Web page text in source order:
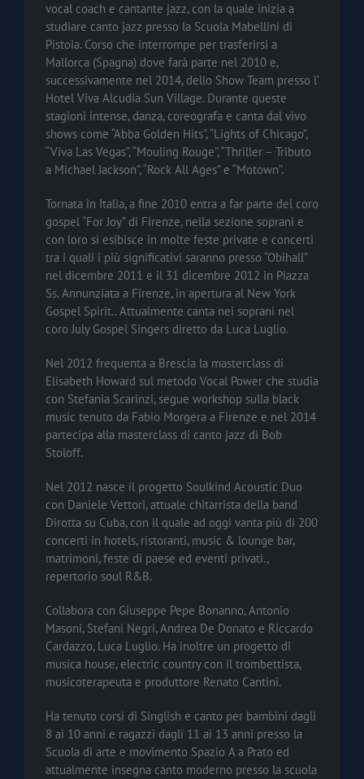
vocal coach e cantante jazz, con la quale inizia a
studiare canto jazz presso la Scuola Mabellini di
Pistoia. Corso che interrompe per trasferirsi a
Mallorca (Spagna) dove farà parte nel 2010 e,
successivamente nel 2014, dello Show Team presso l’
Hotel Viva Alcudia Sun Village. Durante queste
stagioni intense, danza, coreografa e canta dal vivo
shows come “Abba Golden Hits”, “Lights of Chicago”,
“Viva Las Vegas”, “Mouling Rouge”, “Thriller – Tributo
a Michael Jackson”, “Rock All Ages” e “Motown”.
Tornata in Italia, a fine 2010 entra a far parte del coro
gospel “For Joy” di Firenze, nella sezione soprani e
con loro si esibisce in molte feste private e concerti
tra i quali i più significativi saranno presso “Obihall”
nel dicembre 2011 e il 31 dicembre 2012 in Piazza
Ss. Annunziata a Firenze, in apertura al New York
Gospel Spirit.. Attualmente canta nei soprani nel
coro July Gospel Singers diretto da Luca Luglio.
Nel 2012 frequenta a Brescia la masterclass di
Elisabeth Howard sul metodo Vocal Power che studia
con Stefania Scarinzi, segue workshop sulla black
music tenuto da Fabio Morgera a Firenze e nel 2014
partecipa alla masterclass di canto jazz di Bob
Stoloff.
Nel 2012 nasce il progetto Soulkind Acoustic Duo
con Daniele Vettori, attuale chitarrista della band
Dirotta su Cuba, con il quale ad oggi vanta più di 200
concerti in hotels, ristoranti, music & lounge bar,
matrimoni, feste di paese ed eventi privati.,
repertorio soul R&B.
Collabora con Giuseppe Pepe Bonanno, Antonio
Masoni, Stefani Negri, Andrea De Donato e Riccardo
Cardazzo, Luca Luglio. Ha inoltre un progetto di
musica house, electric country con il trombettista,
musicoterapeuta e produttore Renato Cantini.
Ha tenuto corsi di Singlish e canto per bambini dagli
8 ai 10 anni e ragazzi dagli 11 ai 13 anni presso la
Scuola di arte e movimento Spazio A a Prato ed
attualmente insegna canto moderno presso la scuola